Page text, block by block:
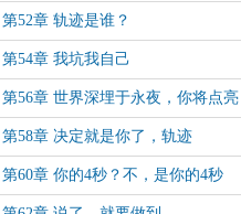
第52章 轨迹是谁？
第54章 我坑我自己
第56章 世界深埋于永夜，你将点亮
太阳
第58章 决定就是你了，轨迹
第60章 你的4秒？不，是你的4秒